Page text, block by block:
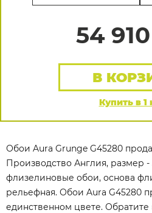
54 910
Купить в 1
В
Обои Aura Grunge G45280
Производство Англия, размер -
флизелиновые обои, основа
рельефная. Обои Aura G45280
единственном цвете.